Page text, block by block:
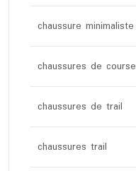
chaussure minimaliste
chaussures de course
chaussures de trail
chaussures trail